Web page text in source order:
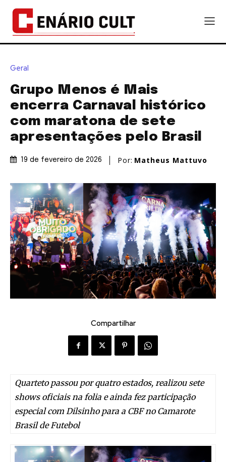
Geral
Grupo Menos é Mais
encerra Carnaval histórico
com maratona de sete
apresentações pelo Brasil
19 de fevereiro de 2026 Por: Matheus Mattuvo
Compartilhar
Quarteto passou por quatro estados, realizou sete
shows oficiais na folia e ainda fez participação
especial com Dilsinho para a CBF no Camarote
Brasil de Futebol